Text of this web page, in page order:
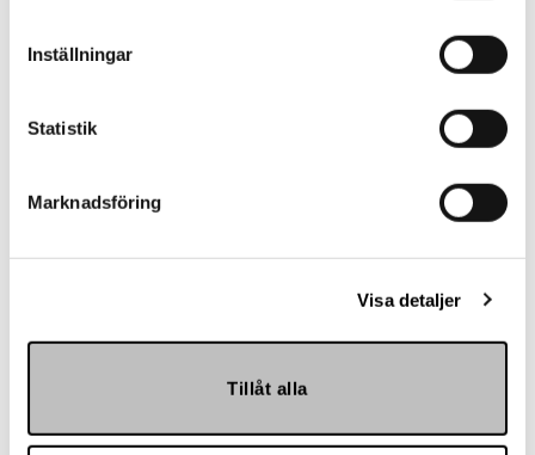
Inställningar
Statistik
Marknadsföring
Visa detaljer
Tillåt alla
Referenser